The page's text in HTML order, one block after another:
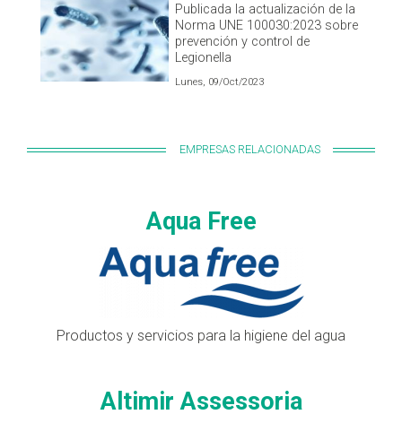
Publicada la actualización de la
Norma UNE 100030:2023 sobre
prevención y control de
Legionella
Lunes, 09/Oct/2023
EMPRESAS RELACIONADAS
Aqua Free
Productos y servicios para la higiene del agua
Altimir Assessoria